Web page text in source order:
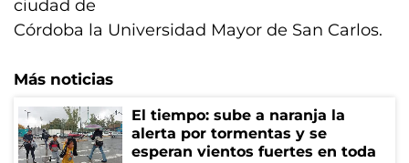
ciudad de
Córdoba la Universidad Mayor de San Carlos.
Más noticias
El tiempo: sube a naranja la
alerta por tormentas y se
esperan vientos fuertes en toda